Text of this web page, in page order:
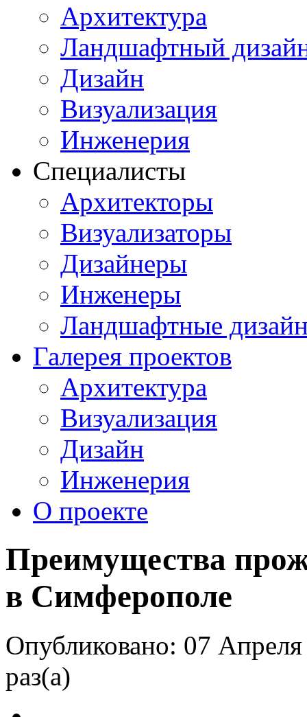
Архитектура
Ландшафтный
Дизайн
Визуализация
Инженерия
Специалисты
Архитекторы
Визуализаторы
Дизайнеры
Инженеры
Ландшафтные
Галерея проектов
Архитектура
Визуализация
Дизайн
Инженерия
О проекте
Преимущества
в Симферополе
Опубликовано: 07
раз(а)